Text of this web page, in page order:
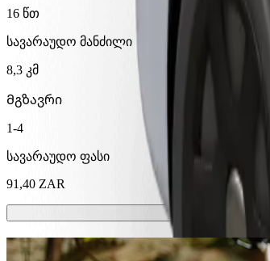
16 წთ
სავარაუდო მანძილი
8,3 კმ
Მგზავრი
1-4
სავარაუდო ფასი
91,40 ZAR
სკუტერები ან ელექტრო-